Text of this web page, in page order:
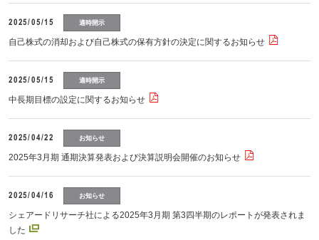
2025/05/15 適時開示
自己株式の消却および自己株式の保有方針の決定に関するお知らせ
2025/05/15 適時開示
中長期目標の設定に関するお知らせ
2025/04/22 お知らせ
2025年3月期 通期決算発表および決算説明会開催のお知らせ
2025/04/16 お知らせ
シェアードリサーチ社による2025年3月期 第3四半期のレポートが発表されま
した